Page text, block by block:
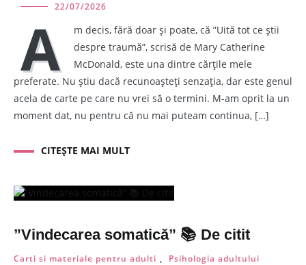
22/07/2026
A
m decis, fără doar și poate, că ”Uită tot ce știi
despre traumă”, scrisă de Mary Catherine
McDonald, este una dintre cărțile mele
preferate. Nu știu dacă recunoașteți senzația, dar este genul
acela de carte pe care nu vrei să o termini. M-am oprit la un
moment dat, nu pentru că nu mai puteam continua, […]
CITEȘTE MAI MULT
”Vindecarea somatică” 📚 De citit
Carti si materiale pentru adulti ,
Psihologia adultului